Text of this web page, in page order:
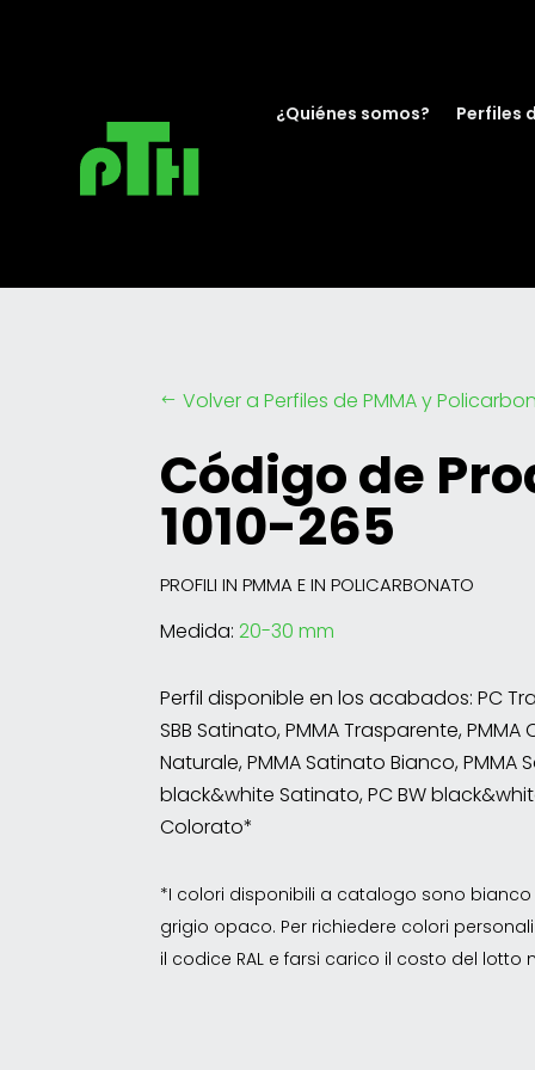
¿Quiénes somos? Perfiles
# Volver a Perfiles de PMMA y
Código de
1010-265
PROFILI IN PMMA E IN POLICARBONATO
Medida:20-30 mm
Perfil disponible en los acabados: PC
SBB Satinato, PMMA Trasparente,
Naturale, PMMA Satinato Bianco, PMMA
black&white Satinato, PC BW
Colorato*
*I colori disponibili a catalogo sono
grigio opaco. Per richiedere colori
il codice RAL e farsi carico il costo del